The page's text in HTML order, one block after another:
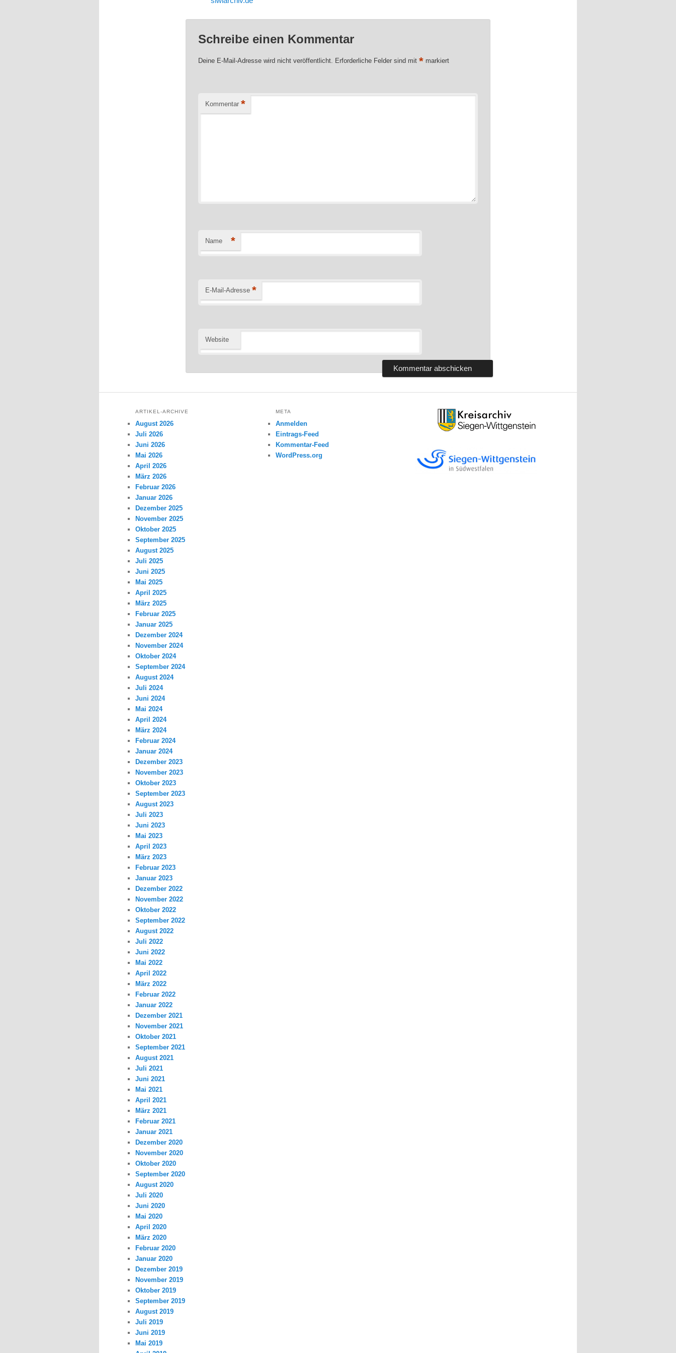
Schreibe einen Kommentar
Deine E-Mail-Adresse wird nicht veröffentlicht. Erforderliche Felder sind mit* markiert
Kommentar *
Name *
E-Mail-Adresse *
Website
ARTIKEL-ARCHIVE
August 2026
Juli 2026
Juni 2026
Mai 2026
April 2026
März 2026
Februar 2026
Januar 2026
Dezember 2025
November 2025
Oktober 2025
September 2025
August 2025
Juli 2025
Juni 2025
Mai 2025
April 2025
März 2025
Februar 2025
Januar 2025
Dezember 2024
November 2024
Oktober 2024
September 2024
August 2024
Juli 2024
Juni 2024
Mai 2024
April 2024
März 2024
Februar 2024
Januar 2024
Dezember 2023
November 2023
Oktober 2023
September 2023
August 2023
Juli 2023
Juni 2023
Mai 2023
April 2023
März 2023
Februar 2023
Januar 2023
Dezember 2022
November 2022
Oktober 2022
September 2022
August 2022
Juli 2022
Juni 2022
Mai 2022
April 2022
März 2022
Februar 2022
Januar 2022
Dezember 2021
November 2021
Oktober 2021
September 2021
August 2021
Juli 2021
Juni 2021
Mai 2021
April 2021
März 2021
Februar 2021
Januar 2021
Dezember 2020
November 2020
Oktober 2020
September 2020
August 2020
Juli 2020
Juni 2020
Mai 2020
April 2020
März 2020
Februar 2020
Januar 2020
Dezember 2019
November 2019
Oktober 2019
September 2019
August 2019
Juli 2019
Juni 2019
Mai 2019
META
Anmelden
Eintrags-Feed
Kommentar-Feed
WordPress.org